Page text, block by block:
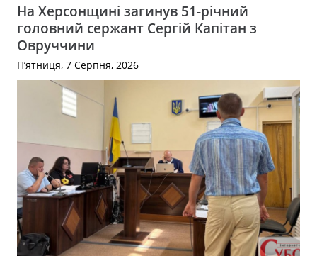
На Херсонщині загинув 51-річний
головний сержант Сергій Капітан з
Овруччини
П’ятниця, 7 Серпня, 2026